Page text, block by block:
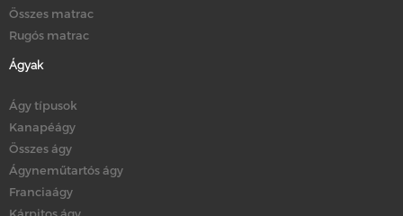
Összes matrac
Rugós matrac
Ágyak
Ágy típusok
Kanapéágy
Összes ágy
Ágyneműtartós ágy
Franciaágy
Kárpitos ágy